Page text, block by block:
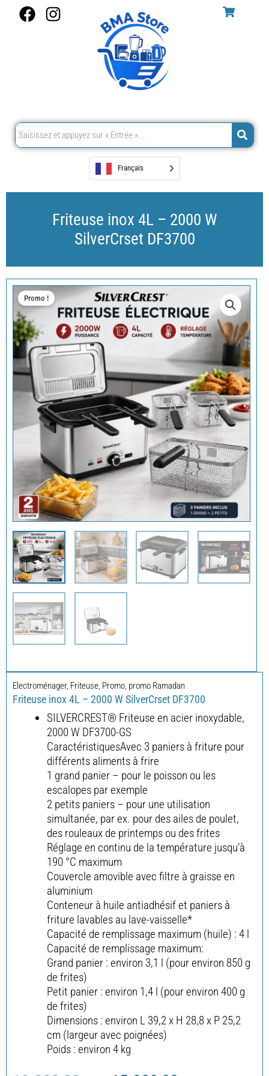
F
k
I
a
m
Français
Friteuse inox 4L – 2000 W
SilverCrset DF3700
Promo !
Electroménager, Friteuse, Promo, promo Ramadan
Friteuse inox 4L – 2000 W SilverCrset DF3700
SILVERCREST® Friteuse en acier inoxydable,
2000 W DF3700-GS
CaractéristiquesAvec 3 paniers à friture pour
différents aliments à frire
1 grand panier – pour le poisson ou les
escalopes par exemple
2 petits paniers – pour une utilisation
simultanée, par ex. pour des ailes de poulet,
des rouleaux de printemps ou des frites
Réglage en continu de la température jusqu’à
190 °C maximum
Couvercle amovible avec filtre à graisse en
aluminium
Conteneur à huile antiadhésif et paniers à
friture lavables au lave-vaisselle*
Capacité de remplissage maximum (huile) : 4 l
Capacité de remplissage maximum:
Grand panier : environ 3,1 l (pour environ 850 g
de frites)
Petit panier : environ 1,4 l (pour environ 400 g
de frites)
Dimensions : environ L 39,2 x H 28,8 x P 25,2
cm (largeur avec poignées)
Poids : environ 4 kg